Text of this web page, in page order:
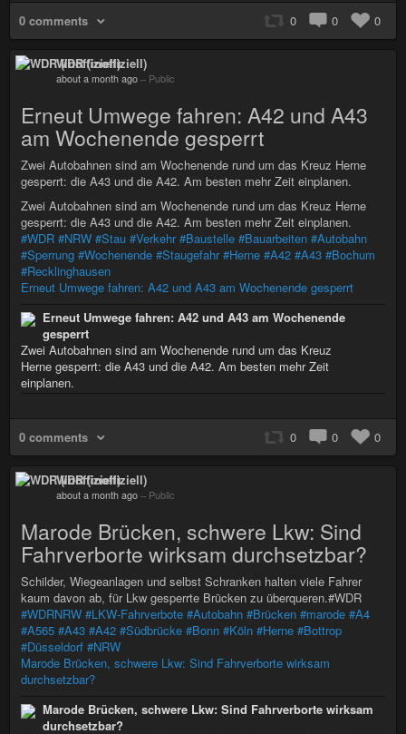
0 comments 0 0 0
WDR (inoffiziell)
about a month ago – Public
Erneut Umwege fahren: A42 und A43
am Wochenende gesperrt
Zwei Autobahnen sind am Wochenende rund um das Kreuz Herne
gesperrt: die A43 und die A42. Am besten mehr Zeit einplanen.
Zwei Autobahnen sind am Wochenende rund um das Kreuz Herne
gesperrt: die A43 und die A42. Am besten mehr Zeit einplanen.
#WDR #NRW #Stau #Verkehr #Baustelle #Bauarbeiten #Autobahn
#Sperrung #Wochenende #Staugefahr #Herne #A42 #A43 #Bochum
#Recklinghausen
Erneut Umwege fahren: A42 und A43 am Wochenende gesperrt
Erneut Umwege fahren: A42 und A43 am Wochenende
gesperrt
Zwei Autobahnen sind am Wochenende rund um das Kreuz
Herne gesperrt: die A43 und die A42. Am besten mehr Zeit
einplanen.
0 comments 0 0 0
WDR (inoffiziell)
about a month ago – Public
Marode Brücken, schwere Lkw: Sind
Fahrverborte wirksam durchsetzbar?
Schilder, Wiegeanlagen und selbst Schranken halten viele Fahrer
kaum davon ab, für Lkw gesperrte Brücken zu überqueren.#WDR
#WDRNRW #LKW-Fahrverbote #Autobahn #Brücken #marode #A4
#A565 #A43 #A42 #Südbrücke #Bonn #Köln #Herne #Bottrop
#Düsseldorf #NRW
Marode Brücken, schwere Lkw: Sind Fahrverborte wirksam
durchsetzbar?
Marode Brücken, schwere Lkw: Sind Fahrverborte wirksam
durchsetzbar?